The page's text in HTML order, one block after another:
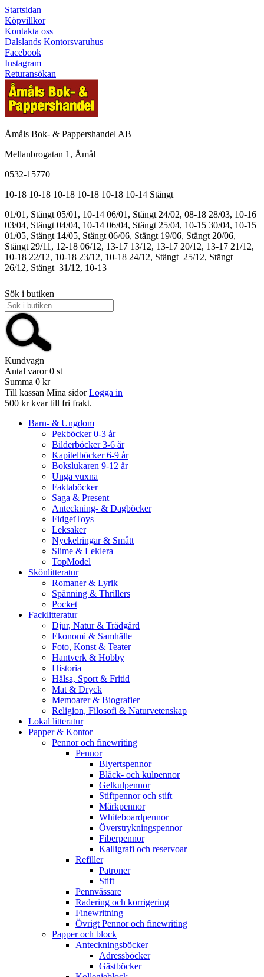
Startsidan
Köpvillkor
Kontakta oss
Dalslands Kontorsvaruhus
Facebook
Instagram
Returansökan
Åmåls Bok- & Pappershandel AB
Mellanbrogatan 1, Åmål
0532-15770
10-18 10-18 10-18 10-18 10-18 10-14 Stängt
01/01, Stängt 05/01, 10-14 06/01, Stängt 24/02, 08-18 28/03, 10-16
03/04, Stängt 04/04, 10-14 06/04, Stängt 25/04, 10-15 30/04, 10-15
01/05, Stängt 14/05, Stängt 06/06, Stängt 19/06, Stängt 20/06,
Stängt 29/11, 12-18 06/12, 13-17 13/12, 13-17 20/12, 13-17 21/12,
10-18 22/12, 10-18 23/12, 10-18 24/12, Stängt 25/12, Stängt
26/12, Stängt 31/12, 10-13
Sök i butiken
Kundvagn
Antal varor 0 st
Summa 0 kr
Till kassan Mina sidor Logga in
500 kr kvar till fri frakt.
Barn- & Ungdom
Pekböcker 0-3 år
Bilderböcker 3-6 år
Kapitelböcker 6-9 år
Bokslukaren 9-12 år
Unga vuxna
Faktaböcker
Saga & Present
Anteckning- & Dagböcker
FidgetToys
Leksaker
Nyckelringar & Smått
Slime & Leklera
TopModel
Skönlitteratur
Romaner & Lyrik
Spänning & Thrillers
Pocket
Facklitteratur
Djur, Natur & Trädgård
Ekonomi & Samhälle
Foto, Konst & Teater
Hantverk & Hobby
Historia
Hälsa, Sport & Fritid
Mat & Dryck
Memoarer & Biografier
Religion, Filosofi & Naturvetenskap
Lokal litteratur
Papper & Kontor
Pennor och finewriting
Pennor
Blyertspennor
Bläck- och kulpennor
Gelkulpennor
Stiftpennor och stift
Märkpennor
Whiteboardpennor
Överstrykningspennor
Fiberpennor
Kalligrafi och reservoar
Refiller
Patroner
Stift
Pennvässare
Radering och korrigering
Finewritning
Övrigt Pennor och finewriting
Papper och block
Anteckningsböcker
Adressböcker
Gästböcker